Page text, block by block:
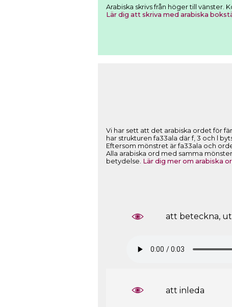
Arabiska skrivs från höger till vänster.
Lär dig att skriva med arabiska
har strukturen fa33ala där f, 3 och l
Eftersom mönstret är fa33ala och
Alla arabiska ord med samma
betydelse. Lär dig mer om arabiska
att beteckna,
att inleda